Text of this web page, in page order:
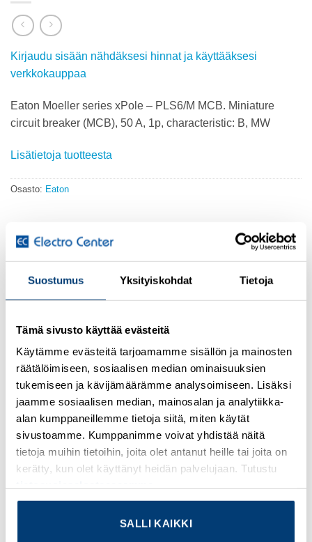
Suostumus Yksityiskohdat Tietoja
Tämä sivusto käyttää evästeitä
Käytämme evästeitä tarjoamamme sisällön ja mainosten
räätälöimiseen, sosiaalisen median ominaisuuksien
tukemiseen ja kävijämäärämme analysoimiseen. Lisäksi
jaamme sosiaalisen median, mainosalan ja analytiikka-
alan kumppaneillemme tietoja siitä, miten käytät
sivustoamme. Kumppanimme voivat yhdistää näitä
tietoja muihin tietoihin, joita olet antanut heille tai joita on
kerätty, kun olet käyttänyt heidän palvelujaan. Tutustu
SALLI KAIKKI
Kirjaudu sisään nähdäksesi hinnat ja käyttääksesi
verkkokauppaa
Eaton Moeller series xPole – PLS6/M MCB. Miniature
circuit breaker (MCB), 50 A, 1p, characteristic: B, MW
Lisätietoja tuotteesta
Osasto: Eaton
PRODUCT NAME
Eaton Moeller series xPole – PLS6/M MCB
CATALOG NUMBER
242185
EAN
4015082421854
80 mm